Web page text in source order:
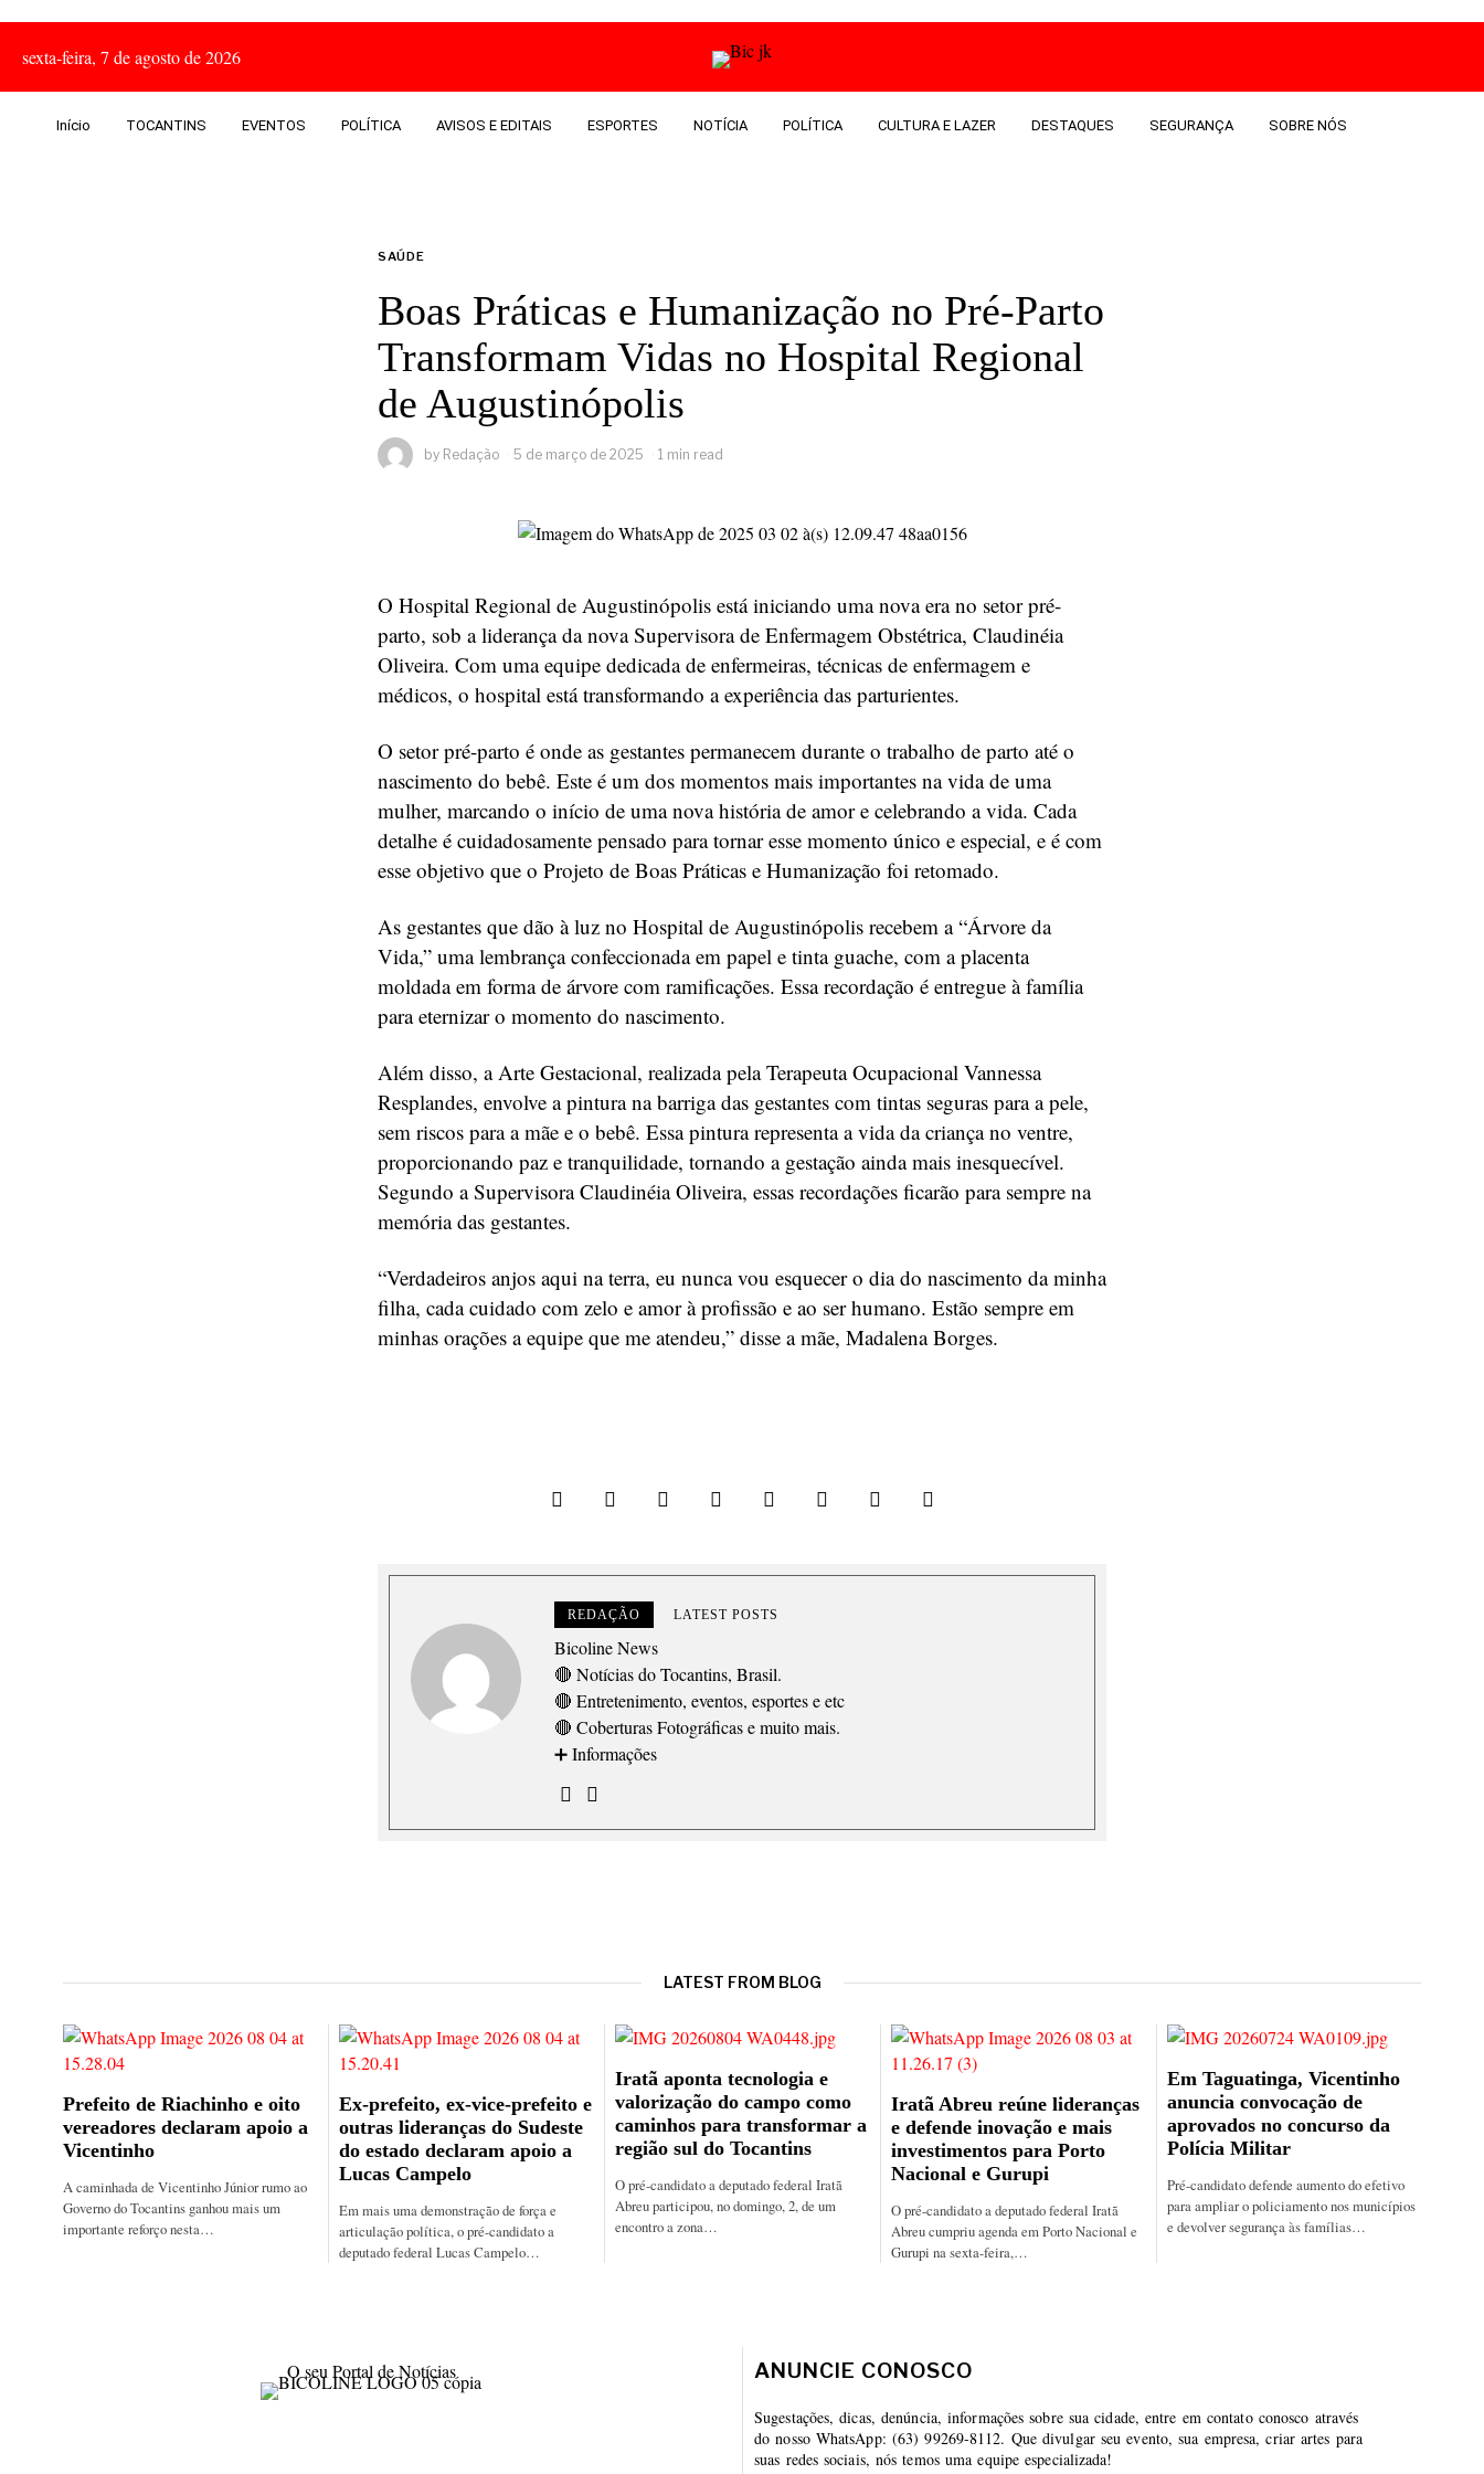
sexta-feira, 7 de agosto de 2026
Início TOCANTINS EVENTOS POLÍTICA AVISOS E EDITAIS ESPORTES NOTÍCIA POLÍTICA CULTURA E LAZER DESTAQUES SEGURANÇA SOBRE NÓS
SAÚDE
Boas Práticas e Humanização no Pré-Parto
Transformam Vidas no Hospital Regional
de Augustinópolis
by Redação 5 de março de 2025 1 min read
O Hospital Regional de Augustinópolis está iniciando uma nova era no setor pré-
parto, sob a liderança da nova Supervisora de Enfermagem Obstétrica, Claudinéia
Oliveira. Com uma equipe dedicada de enfermeiras, técnicas de enfermagem e
médicos, o hospital está transformando a experiência das parturientes.
O setor pré-parto é onde as gestantes permanecem durante o trabalho de parto até o
nascimento do bebê. Este é um dos momentos mais importantes na vida de uma
mulher, marcando o início de uma nova história de amor e celebrando a vida. Cada
detalhe é cuidadosamente pensado para tornar esse momento único e especial, e é com
esse objetivo que o Projeto de Boas Práticas e Humanização foi retomado.
As gestantes que dão à luz no Hospital de Augustinópolis recebem a “Árvore da
Vida,” uma lembrança confeccionada em papel e tinta guache, com a placenta
moldada em forma de árvore com ramificações. Essa recordação é entregue à família
para eternizar o momento do nascimento.
Além disso, a Arte Gestacional, realizada pela Terapeuta Ocupacional Vannessa
Resplandes, envolve a pintura na barriga das gestantes com tintas seguras para a pele,
sem riscos para a mãe e o bebê. Essa pintura representa a vida da criança no ventre,
proporcionando paz e tranquilidade, tornando a gestação ainda mais inesquecível.
Segundo a Supervisora Claudinéia Oliveira, essas recordações ficarão para sempre na
memória das gestantes.
“Verdadeiros anjos aqui na terra, eu nunca vou esquecer o dia do nascimento da minha
filha, cada cuidado com zelo e amor à profissão e ao ser humano. Estão sempre em
minhas orações a equipe que me atendeu,” disse a mãe, Madalena Borges.
REDAÇÃO LATEST POSTS
Bicoline News
🔴 Notícias do Tocantins, Brasil.
🔴 Entretenimento, eventos, esportes e etc
🔴 Coberturas Fotográficas e muito mais.
➕ Informações
LATEST FROM BLOG
Prefeito de Riachinho e oito
vereadores declaram apoio a
Vicentinho
A caminhada de Vicentinho Júnior rumo ao
Governo do Tocantins ganhou mais um
importante reforço nesta…
Ex-prefeito, ex-vice-prefeito e
outras lideranças do Sudeste
do estado declaram apoio a
Lucas Campelo
Em mais uma demonstração de força e
articulação política, o pré-candidato a
deputado federal Lucas Campelo…
Iratã aponta tecnologia e
valorização do campo como
caminhos para transformar a
região sul do Tocantins
O pré-candidato a deputado federal Iratã
Abreu participou, no domingo, 2, de um
encontro a zona…
Iratã Abreu reúne lideranças
e defende inovação e mais
investimentos para Porto
Nacional e Gurupi
O pré-candidato a deputado federal Iratã
Abreu cumpriu agenda em Porto Nacional e
Gurupi na sexta-feira,…
Em Taguatinga, Vicentinho
anuncia convocação de
aprovados no concurso da
Polícia Militar
Pré-candidato defende aumento do efetivo
para ampliar o policiamento nos municípios
e devolver segurança às famílias…
O seu Portal de Notícias ANUNCIE CONOSCO
Sugestações, dicas, denúncia, informações sobre sua cidade, entre em contato conosco através
do nosso WhatsApp: (63) 99269-8112. Que divulgar seu evento, sua empresa, criar artes para
suas redes sociais, nós temos uma equipe especializada!